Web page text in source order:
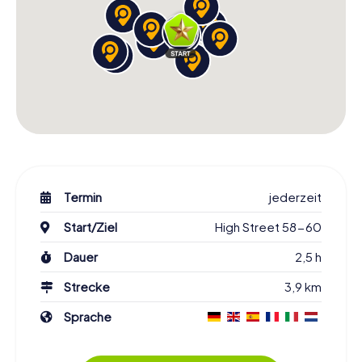
Termin
jederzeit
Start/Ziel
High Street 58-60
Dauer
2,5 h
Strecke
3,9 km
Sprache